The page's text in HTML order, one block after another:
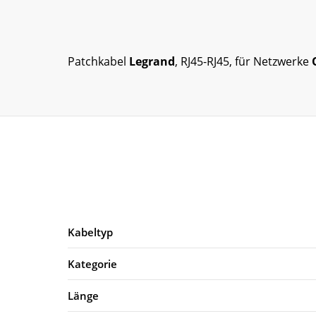
Patchkabel Legrand, RJ45-RJ45, für Netzwerke
Kabeltyp
Kategorie
Länge